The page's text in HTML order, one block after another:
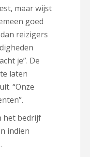
maar wijst
goed
reizigers
je”. De
laten
“Onze
het bedrijf
indien